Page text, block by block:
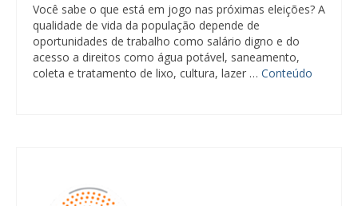
Você sabe o que está em jogo nas próximas eleições? A
qualidade de vida da população depende de
oportunidades de trabalho como salário digno e do
acesso a direitos como água potável, saneamento,
coleta e tratamento de lixo, cultura, lazer … Conteúdo